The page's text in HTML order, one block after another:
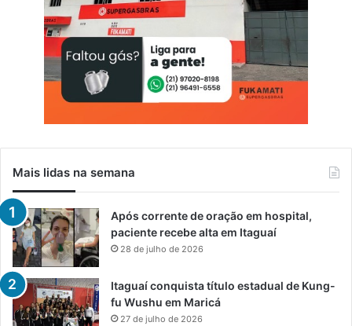
Mais lidas na semana
Após corrente de oração em hospital,
paciente recebe alta em Itaguaí
28 de julho de 2026
Itaguaí conquista título estadual de Kung-
fu Wushu em Maricá
27 de julho de 2026